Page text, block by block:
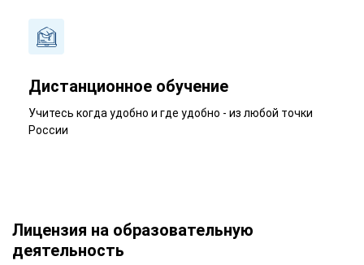
Дистанционное обучение
Учитесь когда удобно и где удобно - из любой точки
России
Лицензия на образовательную
деятельность